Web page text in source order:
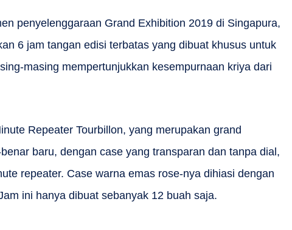
penyelenggaraan Grand Exhibition 2019 di Singapura,
6 jam tangan edisi terbatas yang dibuat khusus untuk
masing mempertunjukkan kesempurnaan kriya dari
Repeater Tourbillon, yang merupakan grand
baru, dengan case yang transparan dan tanpa dial,
repeater. Case warna emas rose-nya dihiasi dengan
ini hanya dibuat sebanyak 12 buah saja.